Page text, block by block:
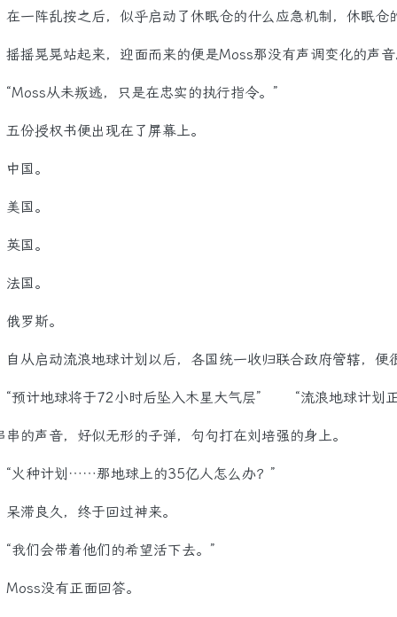
阵乱按之后，似乎启动了休眠仓的什么应急机制，休眠仓
晃晃站起来，迎面而来的便是Moss那没有声调变化的声
从未叛逃，只是在忠实的执行指令。”
授权书便出现在了屏幕上。
国。
国。
国。
国。
罗斯。
启动流浪地球计划以后，各国统一收归联合政府管辖，便
计地球将于72小时后坠入木星大气层” “流浪地球计划正
串的声音，好似无形的子弹，句句打在刘培强的身上。
种计划……那地球上的35亿人怎么办？”
良久，终于回过神来。
们会带着他们的希望活下去。”
没有正面回答。